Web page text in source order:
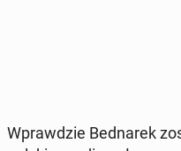
Wpraw­dzie Bed­na­rek